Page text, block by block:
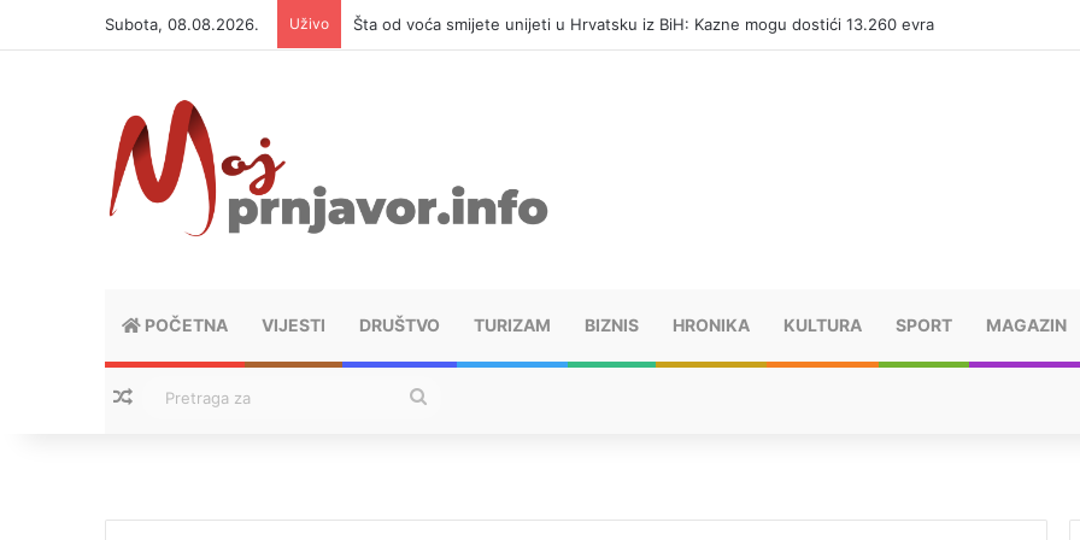
Subota, 08.08.2026. Uživo Šta od voća smijete unijeti u Hrvatsku iz BiH: Kazne mogu dostići 13.260 evra
POČETNA VIJESTI DRUŠTVO TURIZAM BIZNIS HRONIKA KULTURA SPORT MAGAZIN
Nasumični tekstovi